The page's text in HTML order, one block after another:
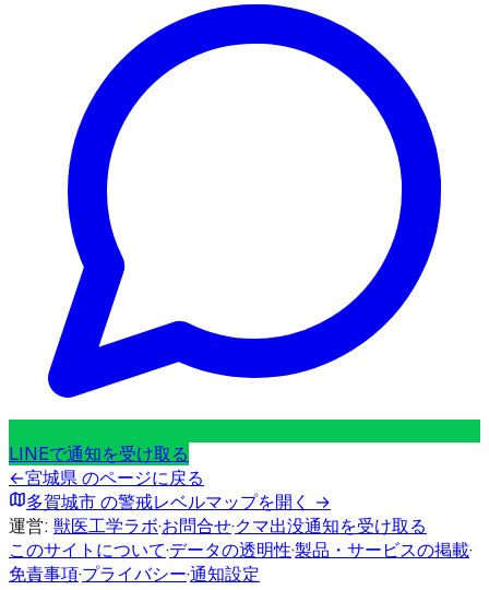
LINEで通知を受け取る
←宮城県のページに戻る
多賀城市の警戒レベルマップを開く →
運営: 獣医工学ラボ·お問合せ·クマ出没通知を受け取る
このサイトについて·データの透明性·製品・サービスの掲載·
免責事項·プライバシー·通知設定